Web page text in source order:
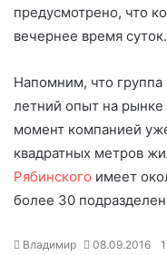
предусмотрено, что
вечернее время суток.
Напомним, что
летний опыт на
момент компанией
квадратных метров
Рябинского имеет
более 30
Владимир 08.09.2016